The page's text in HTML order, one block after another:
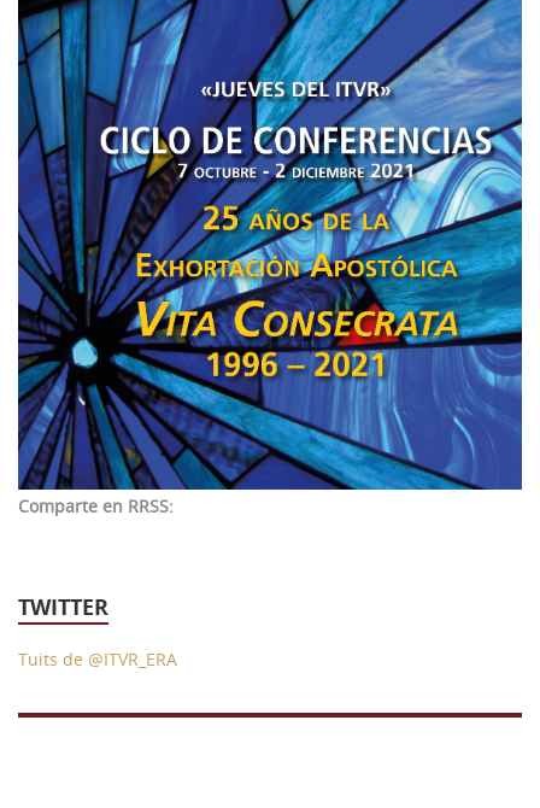
43 Semana (2014)
42 Semana (2013)
41 Semana (2012)
40 Semana (2011)
39 Semana (2010)
Comparte en RRSS:
TWITTER
Tuits de @ITVR_ERA